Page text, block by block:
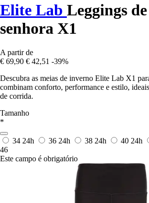
Elite Lab Leggings
senhora X1
A partir de
€ 69,90 € 42,51 -39%
Descubra as meias de inverno Elite Lab X1
combinam conforto, performance e estilo, ideais
de corrida.
Tamanho
*
34 24h 36 24h 38 24h 40 24h
46
Este campo é obrigatório